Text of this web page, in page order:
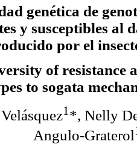
genética de
y susceptibles al
por el
of resistance
to sogata
1 *, Nelly
Angulo-Graterol